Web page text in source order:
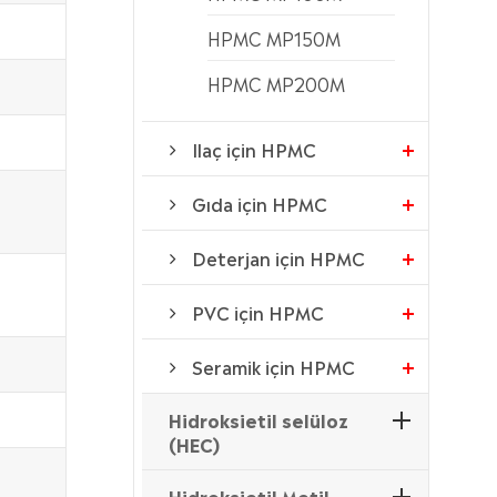
HPMC MP150M
HPMC MP200M
Ilaç için HPMC
Gıda için HPMC
Deterjan için HPMC
PVC için HPMC
Seramik için HPMC
Hidroksietil selüloz
(HEC)